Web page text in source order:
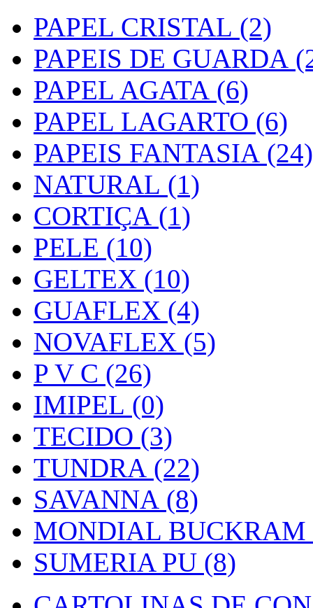
PAPEL CRISTAL (2)
PAPEIS DE GUARDA
PAPEL AGATA (6)
PAPEL LAGARTO (6)
PAPEIS FANTASIA (24)
NATURAL (1)
CORTIÇA (1)
PELE (10)
GELTEX (10)
GUAFLEX (4)
NOVAFLEX (5)
P V C (26)
IMIPEL (0)
TECIDO (3)
TUNDRA (22)
SAVANNA (8)
MONDIAL BUCKRAM
SUMERIA PU (8)